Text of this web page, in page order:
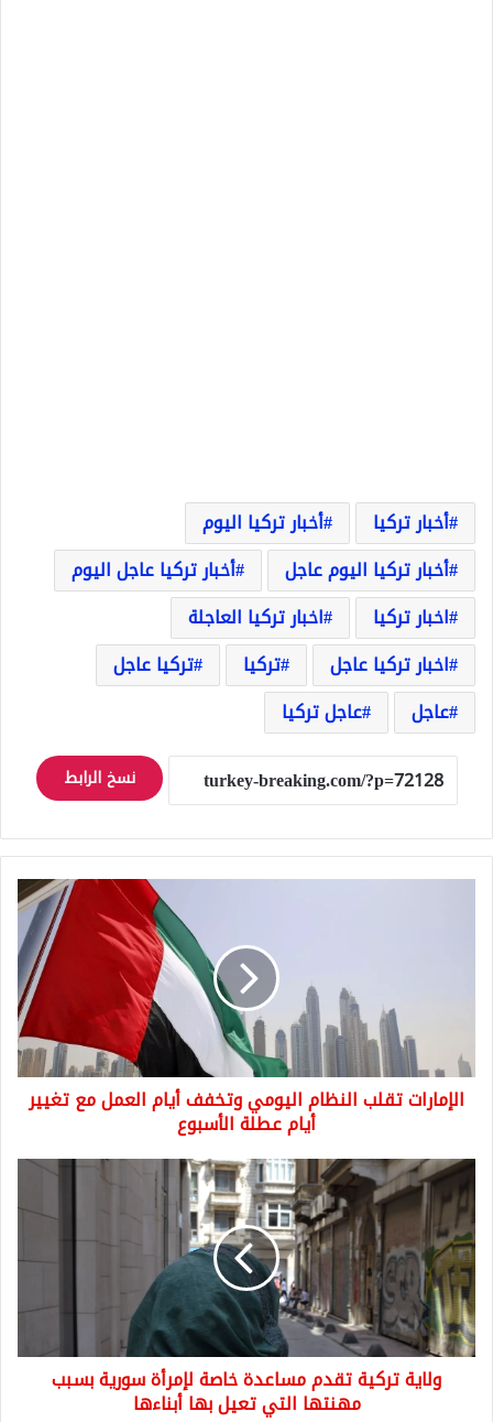
أخبار تركيا
أخبار تركيا اليوم
أخبار تركيا اليوم عاجل
أخبار تركيا عاجل اليوم
اخبار تركيا
اخبار تركيا العاجلة
اخبار تركيا عاجل
تركيا
تركيا عاجل
عاجل
عاجل تركيا
نسخ الرابط
مع
تغيير
أيام
عطلة
الإمارات تقلب النظام اليومي وتخفف أيام العمل مع تغيير
أيام عطلة الأسبوع
ولاية
تركية
تقدم
مساعدة
خاصة
لإمرأة
سورية
بسبب
مهنتها
ولاية تركية تقدم مساعدة خاصة لإمرأة سورية بسبب
مهنتها التي تعيل بها أبناءها